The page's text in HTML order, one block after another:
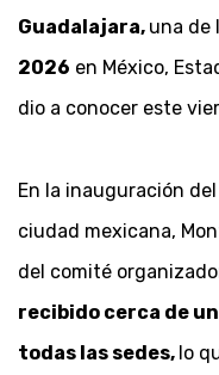
Guadalajara, una de
2026 en México,
dio a conocer este
En la inauguración
ciudad mexicana,
del comité
recibido cerca de
todas las sedes, lo